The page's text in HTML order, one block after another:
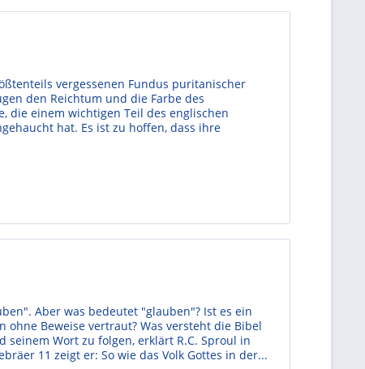
vergessenen Fundus puritanischer
den Reichtum und die Farbe des
die einem wichtigen Teil des englischen
hat. Es ist zu hoffen, dass ihre
Aber was bedeutet "glauben"? Ist es ein
ohne Beweise vertraut? Was versteht die Bibel
Wort zu folgen, erklärt R.C. Sproul in
11 zeigt er: So wie das Volk Gottes in der...